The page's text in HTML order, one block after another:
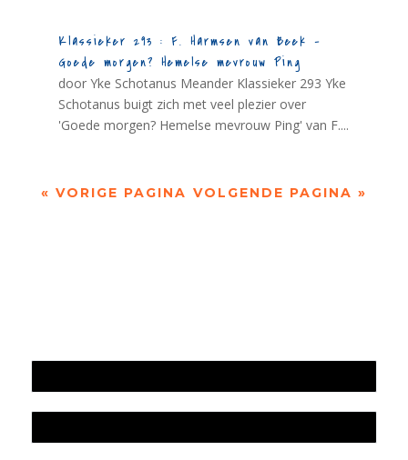
Klassieker 293 : F. Harmsen van Beek –
Goede morgen? Hemelse mevrouw Ping
door Yke Schotanus Meander Klassieker 293 Yke
Schotanus buigt zich met veel plezier over
'Goede morgen? Hemelse mevrouw Ping' van F....
« VORIGE PAGINA VOLGENDE PAGINA »